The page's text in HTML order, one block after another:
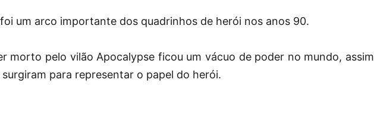
um arco importante dos quadrinhos de herói nos anos 90.
morto pelo vilão Apocalypse ficou um vácuo de poder no mundo, assim
para representar o papel do herói.